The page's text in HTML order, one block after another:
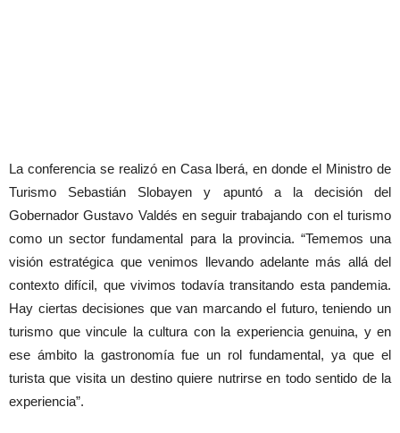
La conferencia se realizó en Casa Iberá, en donde el Ministro de
Turismo Sebastián Slobayen y apuntó a la decisión del
Gobernador Gustavo Valdés en seguir trabajando con el turismo
como un sector fundamental para la provincia. “Tememos una
visión estratégica que venimos llevando adelante más allá del
contexto difícil, que vivimos todavía transitando esta pandemia.
Hay ciertas decisiones que van marcando el futuro, teniendo un
turismo que vincule la cultura con la experiencia genuina, y en
ese ámbito la gastronomía fue un rol fundamental, ya que el
turista que visita un destino quiere nutrirse en todo sentido de la
experiencia”.